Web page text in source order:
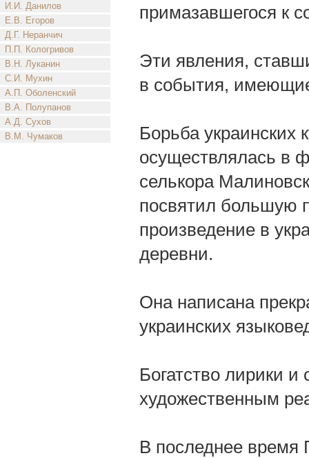
И.И. Данилов
Е.В. Егоров
Д.Г. Неранчич
П.П. Кологривов
В.Н. Луканин
С.И. Мухин
А.П. Оболенский
В.А. Полупанов
А.Д. Сухов
В.М. Чумаков
примазавшегося к
Эти явления,
в события,
Борьба украинских
осуществлялась в
селькора
посвятил большую
произведение в
деревни.
Она написана
украинских
Богатство лирики
художественным
В последнее время